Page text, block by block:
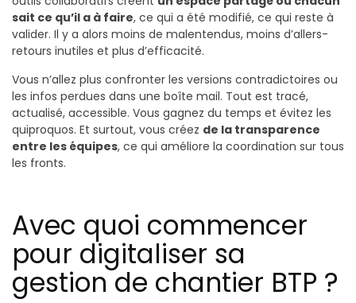
sait ce qu’il a à faire, ce qui a été modifié, ce qui reste à
valider. Il y a alors moins de malentendus, moins d’allers-
retours inutiles et plus d’efficacité.
Vous n’allez plus confronter les versions contradictoires ou
les infos perdues dans une boîte mail. Tout est tracé,
actualisé, accessible. Vous gagnez du temps et évitez les
quiproquos. Et surtout, vous créez de la transparence
entre les équipes, ce qui améliore la coordination sur tous
les fronts.
Avec quoi commencer
pour digitaliser sa
gestion de chantier BTP ?